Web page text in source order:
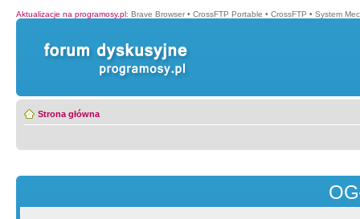
Aktualizacje na programosy.pl: Brave Browser • CrossFTP Portable • CrossFTP • System
Strona główna